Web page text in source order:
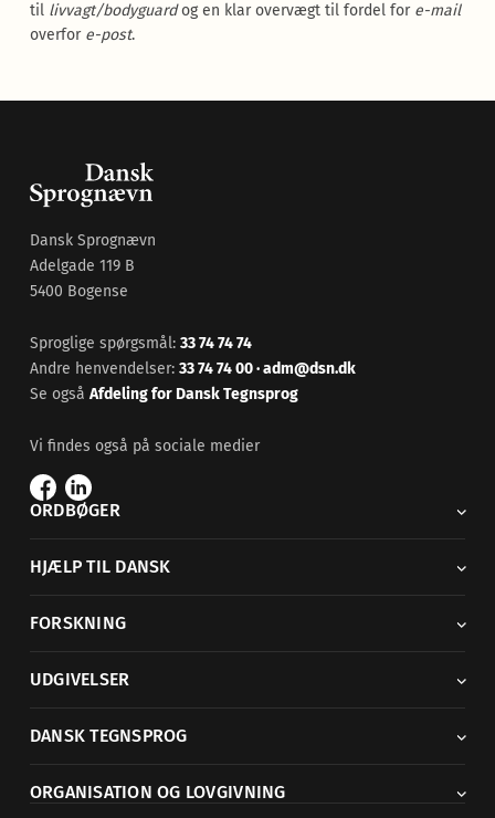
til livvagt/bodyguardog en klar overvægt til fordel for e-mail
overfor e-post.
Dansk Sprognævn
Adelgade 119 B
5400 Bogense
Sproglige spørgsmål: 33 74 74 74
Andre henvendelser: 33 74 74 00·adm@dsn.dk
Se også Afdeling for Dansk Tegnsprog
Vi findes også på sociale medier
ORDBØGER
HJÆLP TIL DANSK
FORSKNING
UDGIVELSER
DANSK TEGNSPROG
ORGANISATION OG LOVGIVNING